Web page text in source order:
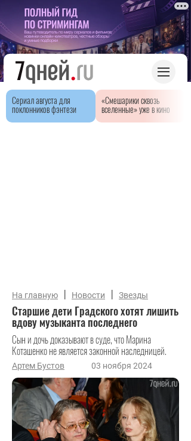
Сериал августа для
поклонников фэнтези
«Смешарики сквозь
вселенные» уже в кино
На главную | Новости | Звезды
Старшие дети Градского хотят лишить
вдову музыканта последнего
Сын и дочь доказывают в суде, что Марина
Коташенко не является законной наследницей.
Артем Бустов 03 ноября 2024